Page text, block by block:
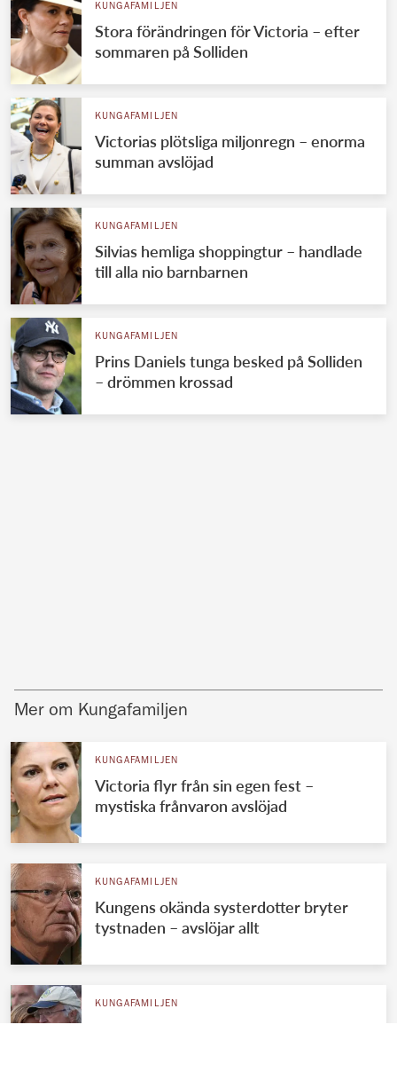
KUNGAFAMILJEN
Stora förändringen för Victoria – efter
sommaren på Solliden
KUNGAFAMILJEN
Victorias plötsliga miljonregn – enorma
summan avslöjad
KUNGAFAMILJEN
Silvias hemliga shoppingtur – handlade
till alla nio barnbarnen
KUNGAFAMILJEN
Prins Daniels tunga besked på Solliden
– drömmen krossad
Mer om Kungafamiljen
KUNGAFAMILJEN
Victoria flyr från sin egen fest –
mystiska frånvaron avslöjad
KUNGAFAMILJEN
Kungens okända systerdotter bryter
tystnaden – avslöjar allt
KUNGAFAMILJEN